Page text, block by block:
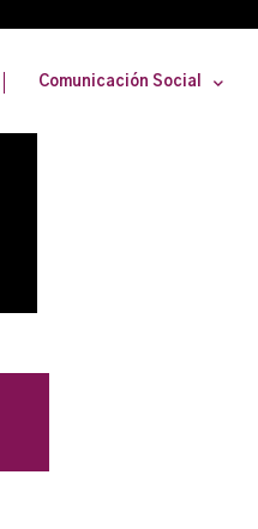
Comunicación Social